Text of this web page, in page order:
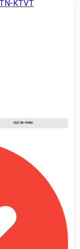
Gửi tin nhắn